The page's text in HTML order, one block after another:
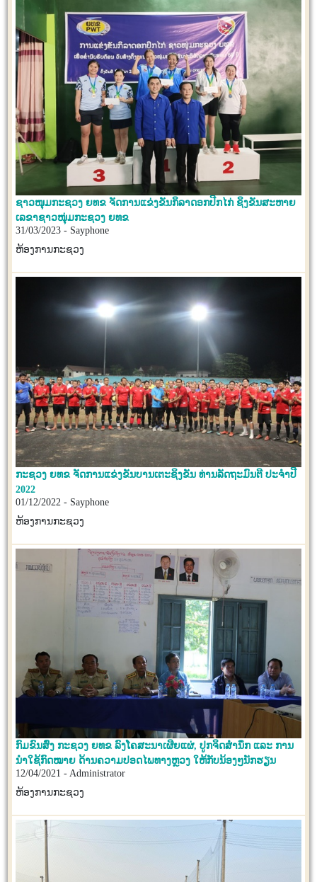
ຊາວໜຸມກະຊວງ ຍທຂ ຈັດການແຂ່ງຂັນກິລາດອກປີກໄກ່ ຊິງຂັນສະຫາຍ
ເລຂາຊາວໜຸ່ມກະຊວງ ຍທຂ
31/03/2023 - Sayphone
ຫ້ອງການກະຊວງ
ກະຊວງ ຍທຂ ຈັດການແຂ່ງຂັນບານເຕະຊິງຂັນ ທ່ານລັດຖະມົນຕີ ປະຈໍາປີ
2022
01/12/2022 - Sayphone
ຫ້ອງການກະຊວງ
ກົມຂົນສົ່ງ ກະຊວງ ຍທຂ ລົງໂຄສະນາເຜີຍແຜ່, ປູກຈິດສໍານຶກ ແລະ ການ
ນໍາໃຊ້ກົດໝາຍ ດ້ານຄວາມປອດໄພທາງຫຼວງ ໃຫ້ກັບນ້ອງໆນັກຮຽນ
12/04/2021 - Administrator
ຫ້ອງການກະຊວງ